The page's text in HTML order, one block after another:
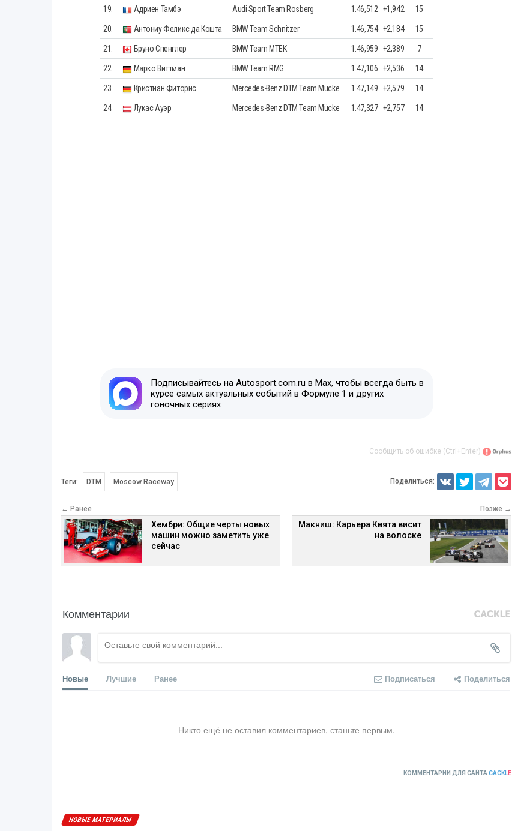
19. Адриен Тамбэ Audi Sport Team Rosberg 1.46,512 +1,942 15
20. Антониу Феликс да Кошта BMW Team Schnitzer 1.46,754 +2,184 15
21. Бруно Спенглер BMW Team MTEK 1.46,959 +2,389 7
22. Марко Виттман BMW Team RMG 1.47,106 +2,536 14
23. Кристиан Фиторис Mercedes-Benz DTM Team Mücke 1.47,149 +2,579 14
24. Лукас Ауэр Mercedes-Benz DTM Team Mücke 1.47,327 +2,757 14
Подписывайтесь на Autosport.com.ru в Max, чтобы всегда быть в
курсе самых актуальных событий в Формуле 1 и других
гоночных сериях
Сообщить об ошибке (Ctrl+Enter)
Теги: DTM Moscow Raceway Поделиться:
← Ранее
Хембри: Общие черты новых
машин можно заметить уже
сейчас
Позже →
Макниш: Карьера Квята висит
на волоске
Комментарии
Новые Лучшие Ранее Подписаться Поделиться
Никто ещё не оставил комментариев, станьте первым.
КОММЕНТАРИИ ДЛЯ САЙТА CACKLE
НОВЫЕ МАТЕРИАЛЫ